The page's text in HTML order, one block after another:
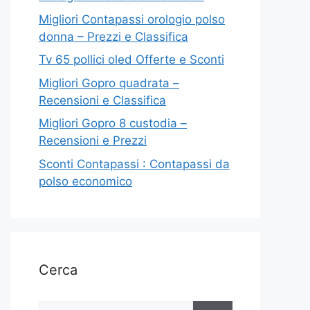
Migliori Contapassi orologio polso
donna – Prezzi e Classifica
Tv 65 pollici oled Offerte e Sconti
Migliori Gopro quadrata –
Recensioni e Classifica
Migliori Gopro 8 custodia –
Recensioni e Prezzi
Sconti Contapassi : Contapassi da
polso economico
Cerca